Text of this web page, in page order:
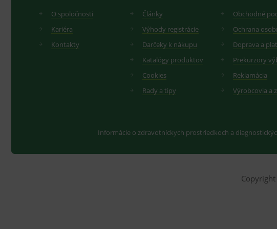
O spoločnosti
Kariéra
Kontakty
Články
Výhody registrácie
Darčeky k nákupu
Katalógy produktov
Cookies
Rady a tipy
Obchodné
Ochrana
Doprava a
Prekurzory
Reklamácia
Výrobcovia a
Informácie o zdravotníckych prostriedkoch a